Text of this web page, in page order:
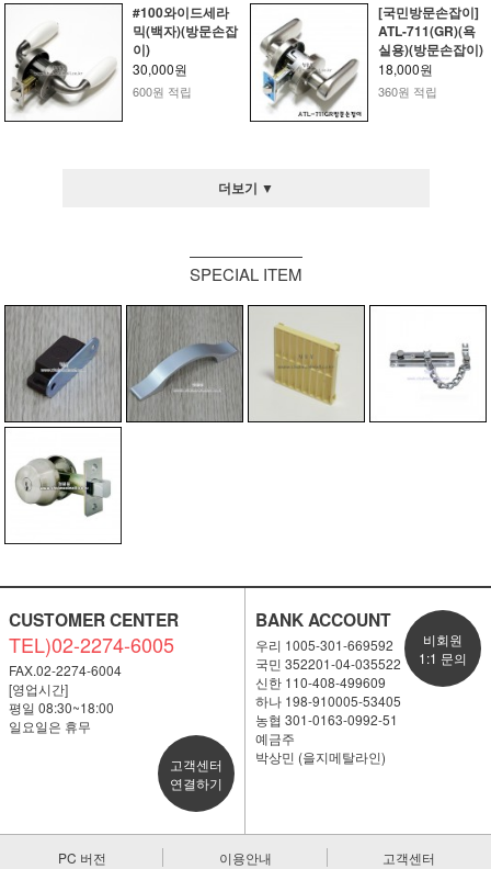
#100와이드세라
믹(백자)(방문손잡
이)
30,000원
600원 적립
[국민방문손잡이]
ATL-711(GR)(욕
실용)(방문손잡이)
18,000원
360원 적립
더보기 ▼
SPECIAL ITEM
CUSTOMER CENTER
TEL)02-2274-6005
FAX.02-2274-6004
[영업시간]
평일 08:30~18:00
일요일은 휴무
고객센터
연결하기
BANK ACCOUNT
우리 1005-301-669592
국민 352201-04-035522
신한 110-408-499609
하나 198-910005-53405
농협 301-0163-0992-51
예금주
박상민 (을지메탈라인)
비회원
1:1 문의
PC 버전 이용안내 고객센터